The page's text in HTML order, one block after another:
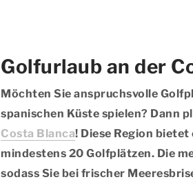
Golfurlaub an der
Möchten Sie anspruchsvolle
spanischen Küste spielen? Dann
Costa Blanca! Diese Region
mindestens 20 Golfplätzen. Die
sodass Sie bei frischer